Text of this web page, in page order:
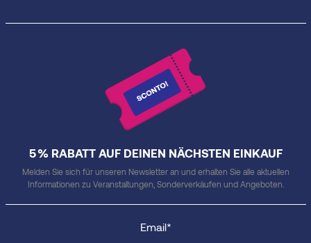
5 % RABATT AUF DEINEN NÄCHSTEN EINKAUF
Melden Sie sich für unseren Newsletter an und erhalten Sie alle aktuellen
Informationen zu Veranstaltungen, Sonderverkäufen und Angeboten.
Email*